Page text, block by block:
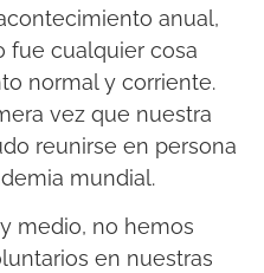
anual,
fue cualquier cosa
normal y corriente.
vez que nuestra
reunirse en persona
mundial.
medio, no hemos
en nuestras